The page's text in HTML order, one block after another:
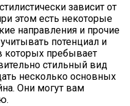
зависит от
этом есть некоторые
направления и прочие
потенциал и
которых пребывает
стильный вид
несколько основных
Они могут вам